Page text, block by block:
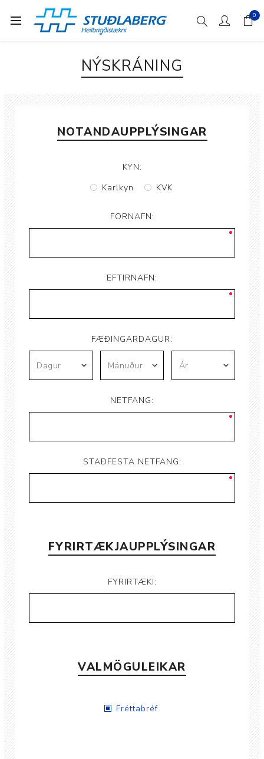
0
NÝSKRÁNING
NOTANDAUPPLÝSINGAR
KYN:
Karlkyn
KVK
FORNAFN:
EFTIRNAFN:
FÆÐINGARDAGUR:
NETFANG:
STAÐFESTA NETFANG:
FYRIRTÆKJAUPPLÝSINGAR
FYRIRTÆKI:
VALMÖGULEIKAR
Fréttabréf